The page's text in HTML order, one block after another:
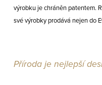
výrobku je chráněn patentem.
své výrobky prodává nejen do
Příroda je nejlepší